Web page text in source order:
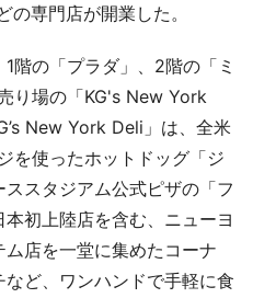
専門店が開業した。
階の「プラダ」、2階の「ミ
り場の「KG's New York
New York Deli」は、全米
を使ったホットドッグ「ジ
スタジアム公式ピザの「フ
初上陸店を含む、ニューヨ
店を一堂に集めたコーナ
ど、ワンハンドで手軽に食